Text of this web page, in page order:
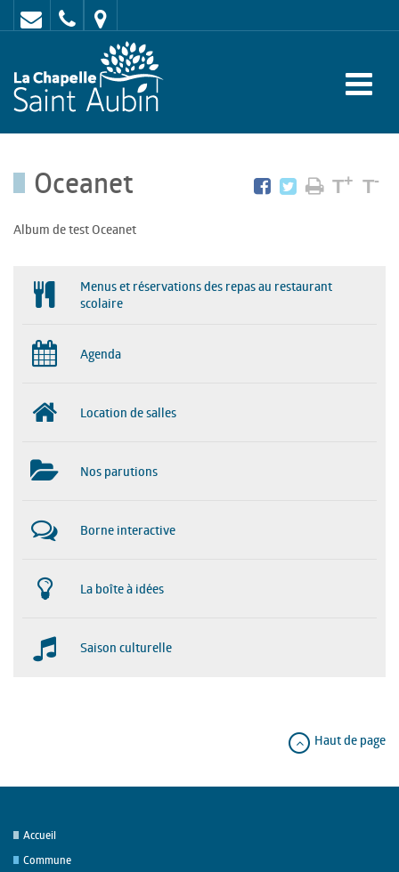
Contact
02
47
62
:
rue
de
-
650
CHAPELLE
AUBIN
Oceanet T+ T-
Album de test Oceanet
Menus et réservations des repas au restaurant
scolaire
Agenda
Location de salles
Nos parutions
Borne interactive
La boîte à idées
Saison culturelle
Haut de page
Accueil
Commune